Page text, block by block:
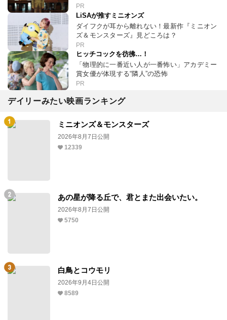
PR
LiSAが推すミニオンズ
ダイフクが耳から離れない！最新作『ミニオン
ズ＆モンスターズ』見どころは？
PR
ヒッチコックを彷彿…！
「物理的に一番近い人が一番怖い」アカデミー
賞女優が体現する“隣人”の恐怖
PR
デイリーみたい映画ランキング
ミニオンズ＆モンスターズ
2026年8月7日公開
12339
あの星が降る丘で、君とまた出会いたい。
2026年8月7日公開
5750
白鳥とコウモリ
2026年9月4日公開
8589